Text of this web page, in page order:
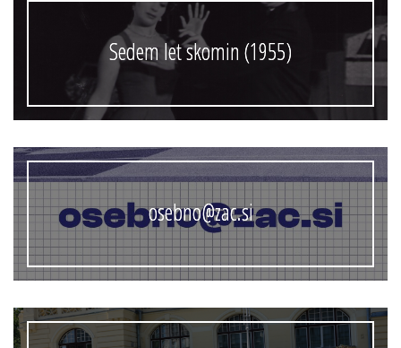
Sedem let skomin (1955)
osebno@zac.si